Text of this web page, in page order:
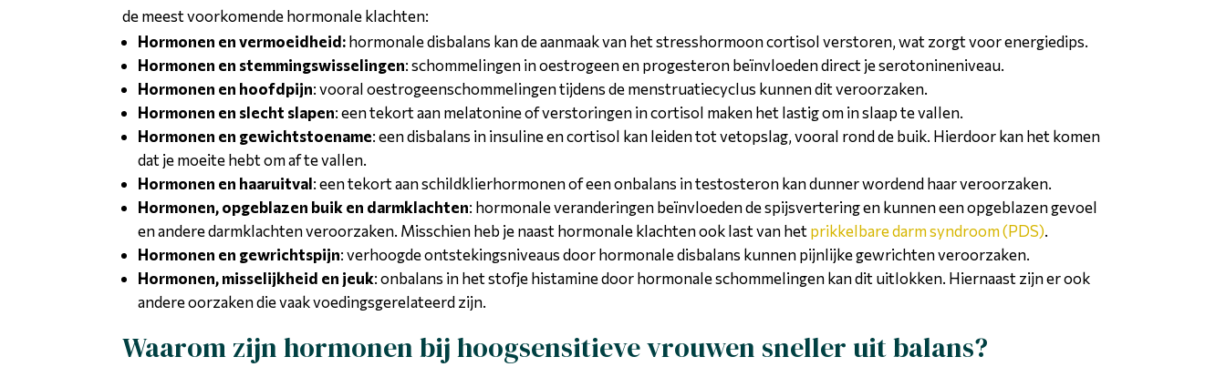
de meest voorkomende hormonale klachten:
Hormonen en vermoeidheid:hormonale disbalans kan de aanmaak van het stresshormoon cortisol verstoren, wat zorgt voor energiedips.
Hormonen en stemmingswisselingen: schommelingen in oestrogeen en progesteron beïnvloeden direct je serotonineniveau.
Hormonen en hoofdpijn: vooral oestrogeenschommelingen tijdens de menstruatiecyclus kunnen dit veroorzaken.
Hormonen en slecht slapen: een tekort aan melatonine of verstoringen in cortisol maken het lastig om in slaap te vallen.
Hormonen en gewichtstoename: een disbalans in insuline en cortisol kan leiden tot vetopslag, vooral rond de buik. Hierdoor kan het komen
dat je moeite hebt om af te vallen.
Hormonen en haaruitval: een tekort aan schildklierhormonen of een onbalans in testosteron kan dunner wordend haar veroorzaken.
Hormonen, opgeblazen buik en darmklachten: hormonale veranderingen beïnvloeden de spijsvertering en kunnen een opgeblazen gevoel
en andere darmklachten veroorzaken. Misschien heb je naast hormonale klachten ook last van hetprikkelbare darm syndroom (PDS).
Hormonen en gewrichtspijn: verhoogde ontstekingsniveaus door hormonale disbalans kunnen pijnlijke gewrichten veroorzaken.
Hormonen, misselijkheid en jeuk: onbalans in het stofje histamine door hormonale schommelingen kan dit uitlokken. Hiernaast zijn er ook
andere oorzaken die vaak voedingsgerelateerd zijn.
Waarom zijn hormonen bij hoogsensitieve vrouwen sneller uit balans?